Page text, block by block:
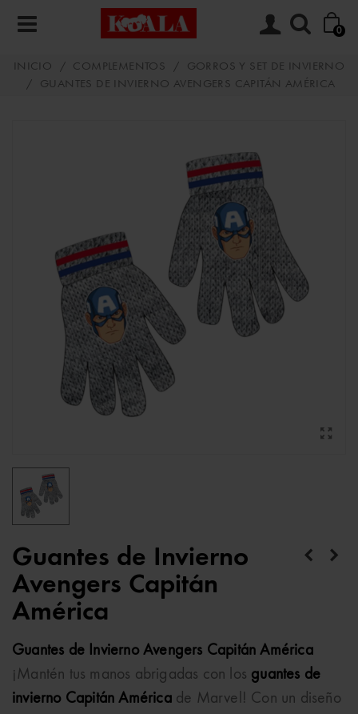
0
INICIO / COMPLEMENTOS /
GORROS Y SET DE INVIERNO
/
GUANTES DE INVIERNO AVENGERS CAPITÁN AMÉRICA
Guantes de Invierno
Avengers Capitán
América
Guantes de Invierno Avengers Capitán América
¡Mantén tus manos abrigadas con los guantes de
invierno Capitán Américade Marvel! Con un diseño